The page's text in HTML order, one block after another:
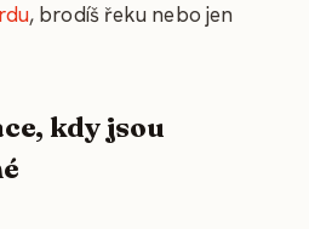
, brodíš řeku nebo jen
kdy jsou